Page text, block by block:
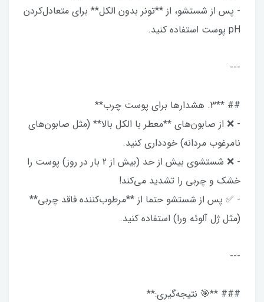
- پس از شستشو، از **تونر بدون الکل** برای متعادل‌کردن
pH پوست استفاده کنید.
---
## **3. هشدارها برای پوست چرب**
- ❌ از صابون‌های **معطر با الکل بالا** (مثل صابون‌های
نامرغوب مردانه) خودداری کنید.
- ❌ شستشوی بیش از حد (بیش از 2 بار در روز) پوست را
خشک و چربی را تشدید می‌کند!
- ✅ پس از شستشو حتما از **مرطوب‌کننده فاقد چربی**
(مثل ژل آلوئه ورا) استفاده کنید.
---
### **🎯 نتیجه‌گیری:**